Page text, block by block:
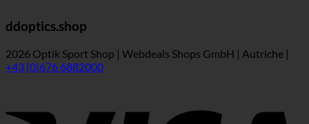
ddoptics.shop
2026 Optik Sport Shop | Webdeals Shops GmbH | Autriche |
+43 (0)676 6882000